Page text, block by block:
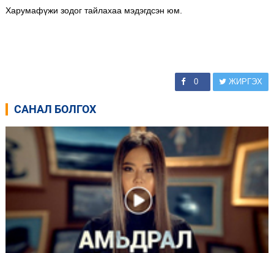
Харумафүжи зодог тайлахаа мэдэгдсэн юм.
0 ЖИРГЭХ
САНАЛ БОЛГОХ